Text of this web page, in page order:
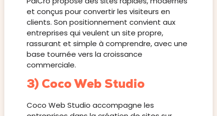
et conçus pour convertir les visiteurs en
clients. Son positionnement convient aux
entreprises qui veulent un site propre,
rassurant et simple à comprendre, avec une
base tournée vers la croissance
commerciale.
3) Coco Web Studio
Coco Web Studio accompagne les